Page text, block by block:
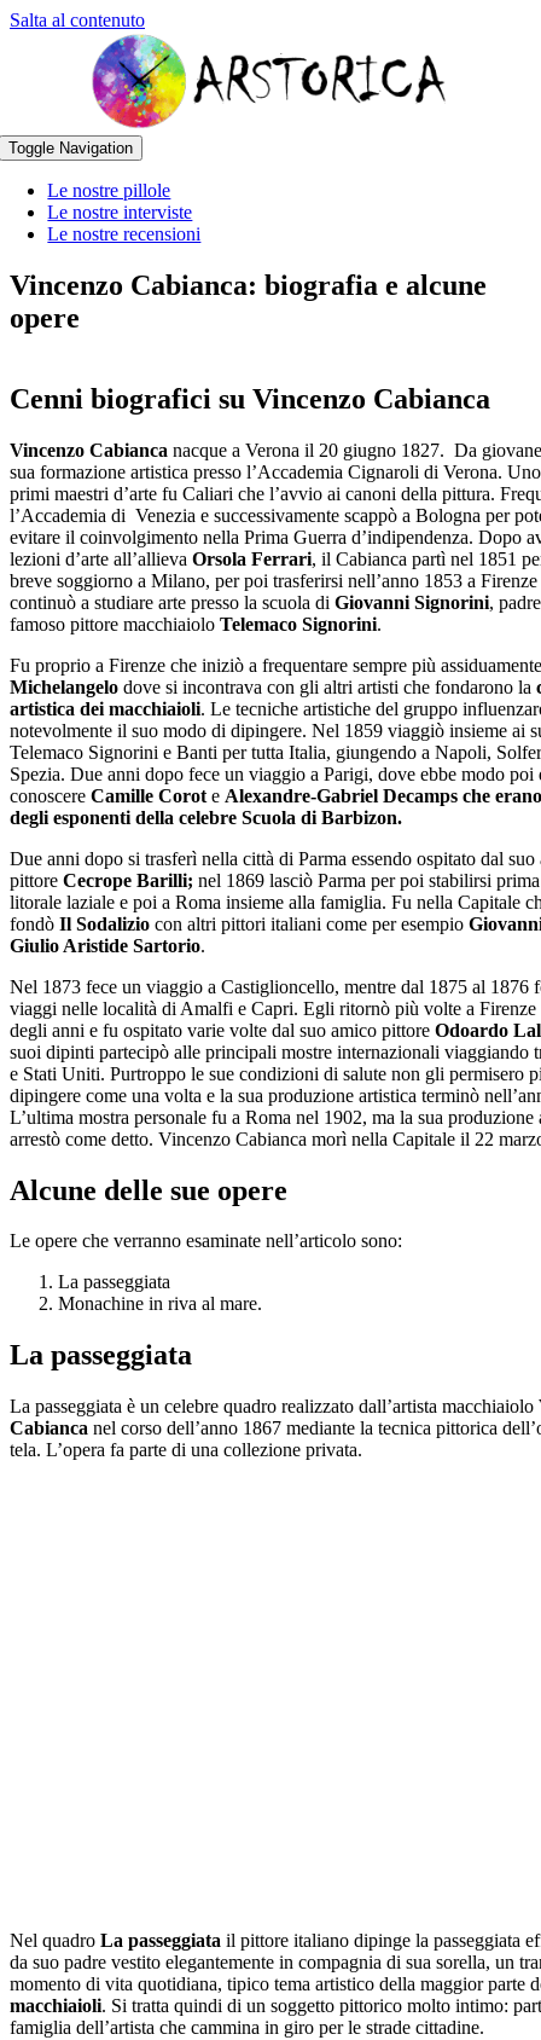
Salta al contenuto
Toggle Navigation
Le nostre pillole
Le nostre interviste
Le nostre recensioni
Vincenzo Cabianca: biografia e alcune
opere
Cenni biografici su Vincenzo Cabianca
Vincenzo Cabianca nacque a Verona il 20 giugno 1827. Da
sua formazione artistica presso l’Accademia Cignaroli di Verona.
primi maestri d’arte fu Caliari che l’avvio ai canoni della pittura.
l’Accademia di Venezia e successivamente scappò a Bologna per
evitare il coinvolgimento nella Prima Guerra d’indipendenza. Dopo
lezioni d’arte all’allieva Orsola Ferrari, il Cabianca partì nel 1851
breve soggiorno a Milano, per poi trasferirsi nell’anno 1853 a
continuò a studiare arte presso la scuola di Giovanni Signorini,
famoso pittore macchiaiolo Telemaco Signorini.
Fu proprio a Firenze che iniziò a frequentare sempre più
Michelangelo dove si incontrava con gli altri artisti che fondarono la
artistica dei macchiaioli. Le tecniche artistiche del gruppo
notevolmente il suo modo di dipingere. Nel 1859 viaggiò insieme ai
Telemaco Signorini e Banti per tutta Italia, giungendo a Napoli,
Spezia. Due anni dopo fece un viaggio a Parigi, dove ebbe modo poi
conoscere Camille Corot e Alexandre-Gabriel Decamps che
degli esponenti della celebre Scuola di Barbizon.
Due anni dopo si trasferì nella città di Parma essendo ospitato dal suo
pittore Cecrope Barilli; nel 1869 lasciò Parma per poi stabilirsi
litorale laziale e poi a Roma insieme alla famiglia. Fu nella Capitale
fondò Il Sodalizio con altri pittori italiani come per esempio
Giulio Aristide Sartorio.
Nel 1873 fece un viaggio a Castiglioncello, mentre dal 1875 al 1876
viaggi nelle località di Amalfi e Capri. Egli ritornò più volte a Firenze
degli anni e fu ospitato varie volte dal suo amico pittore Odoardo
suoi dipinti partecipò alle principali mostre internazionali viaggiando
e Stati Uniti. Purtroppo le sue condizioni di salute non gli permisero
dipingere come una volta e la sua produzione artistica terminò
L’ultima mostra personale fu a Roma nel 1902, ma la sua produzione
arrestò come detto. Vincenzo Cabianca morì nella Capitale il 22
Alcune delle sue opere
Le opere che verranno esaminate nell’articolo sono:
La passeggiata
Monachine in riva al mare.
La passeggiata
La passeggiata è un celebre quadro realizzato dall’artista macchiaiolo
Cabianca nel corso dell’anno 1867 mediante la tecnica pittorica
tela. L’opera fa parte di una collezione privata.
Nel quadro La passeggiata il pittore italiano dipinge la passeggiata
da suo padre vestito elegantemente in compagnia di sua sorella, un
momento di vita quotidiana, tipico tema artistico della maggior parte
macchiaioli. Si tratta quindi di un soggetto pittorico molto intimo:
famiglia dell’artista che cammina in giro per le strade cittadine.